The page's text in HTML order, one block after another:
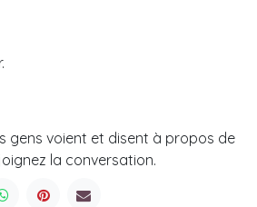
gens voient et disent à propos de
la conversation.